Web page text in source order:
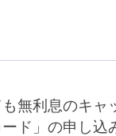
無利息のキ
ド」の申し込